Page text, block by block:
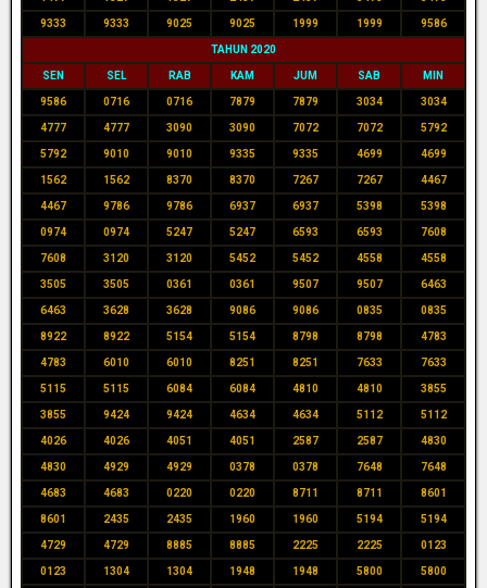
9333 9333 9025 9025 1999 1999 9586
TAHUN 2020
SEN SEL RAB KAM JUM SAB MIN
9586 0716 0716 7879 7879 3034 3034
4777 4777 3090 3090 7072 7072 5792
5792 9010 9010 9335 9335 4699 4699
1562 1562 8370 8370 7267 7267 4467
4467 9786 9786 6937 6937 5398 5398
0974 0974 5247 5247 6593 6593 7608
7608 3120 3120 5452 5452 4558 4558
3505 3505 0361 0361 9507 9507 6463
6463 3628 3628 9086 9086 0835 0835
8922 8922 5154 5154 8798 8798 4783
4783 6010 6010 8251 8251 7633 7633
5115 5115 6084 6084 4810 4810 3855
3855 9424 9424 4634 4634 5112 5112
4026 4026 4051 4051 2587 2587 4830
4830 4929 4929 0378 0378 7648 7648
4683 4683 0220 0220 8711 8711 8601
8601 2435 2435 1960 1960 5194 5194
4729 4729 8885 8885 2225 2225 0123
0123 1304 1304 1948 1948 5800 5800